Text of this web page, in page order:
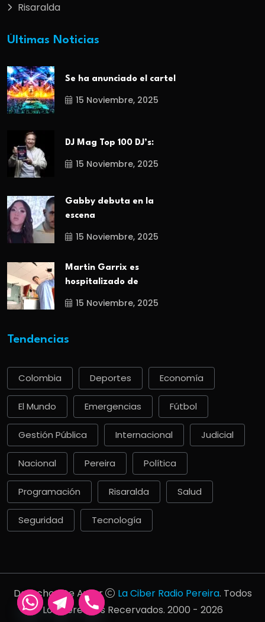
Risaralda
Últimas Noticias
Se ha anunciado el cartel
15 Noviembre, 2025
DJ Mag Top 100 DJ’s:
15 Noviembre, 2025
Gabby debuta en la
escena
15 Noviembre, 2025
Martin Garrix es
hospitalizado de
15 Noviembre, 2025
Tendencias
Colombia Deportes Economía
El Mundo Emergencias Fútbol
Gestión Pública Internacional Judicial
Nacional Pereira Política
Programación Risaralda Salud
Seguridad Tecnología
Derechos De Autor La Ciber Radio Pereira. Todos
Los Derechos Recervados. 2000 - 2026